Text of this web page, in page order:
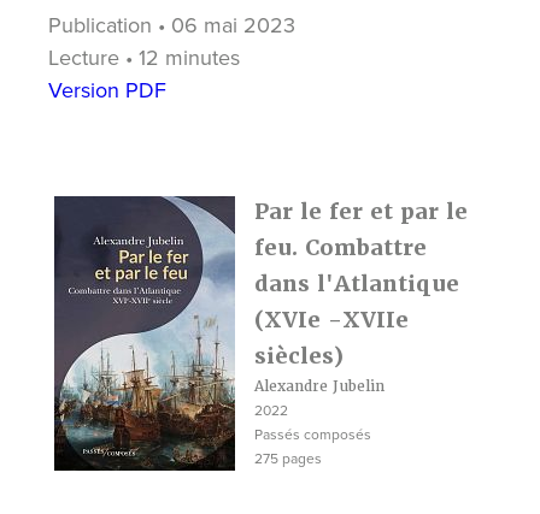
Publication • 06 mai 2023
Lecture • 12 minutes
Version PDF
Par le fer et par le
feu. Combattre
dans l'Atlantique
(XVIe -XVIIe
siècles)
Alexandre Jubelin
2022
Passés composés
275 pages